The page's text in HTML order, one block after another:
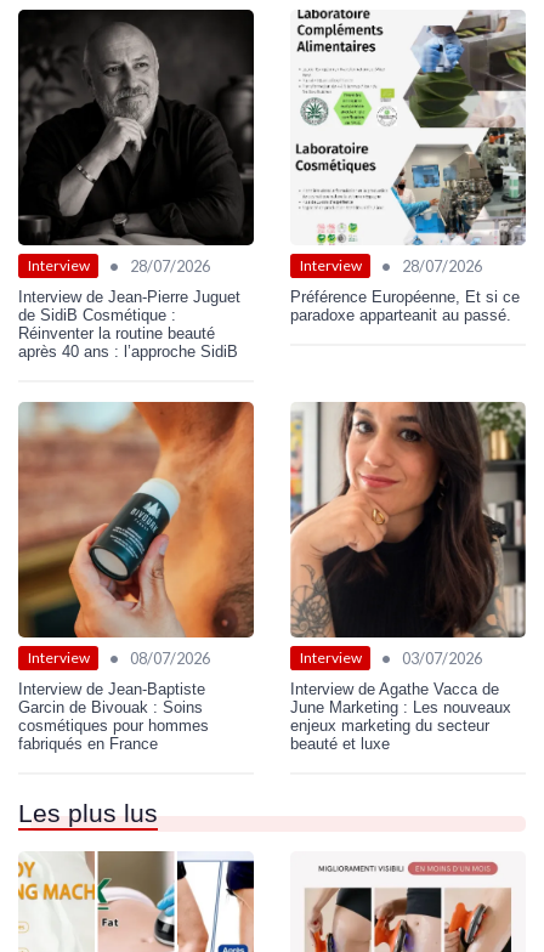
Interview • 28/07/2026
Interview de Jean-Pierre Juguet
de SidiB Cosmétique :
Réinventer la routine beauté
après 40 ans : l’approche SidiB
Interview • 28/07/2026
Préférence Européenne, Et si ce
paradoxe apparteanit au passé.
Interview • 08/07/2026
Interview de Jean-Baptiste
Garcin de Bivouak : Soins
cosmétiques pour hommes
fabriqués en France
Interview • 03/07/2026
Interview de Agathe Vacca de
June Marketing : Les nouveaux
enjeux marketing du secteur
beauté et luxe
Les plus lus